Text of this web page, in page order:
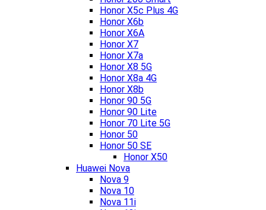
Honor X5c Plus 4G
Honor X6b
Honor X6A
Honor X7
Honor X7a
Honor X8 5G
Honor X8a 4G
Honor X8b
Honor 90 5G
Honor 90 Lite
Honor 70 Lite 5G
Honor 50
Honor 50 SE
Honor X50
Huawei Nova
Nova 9
Nova 10
Nova 11i